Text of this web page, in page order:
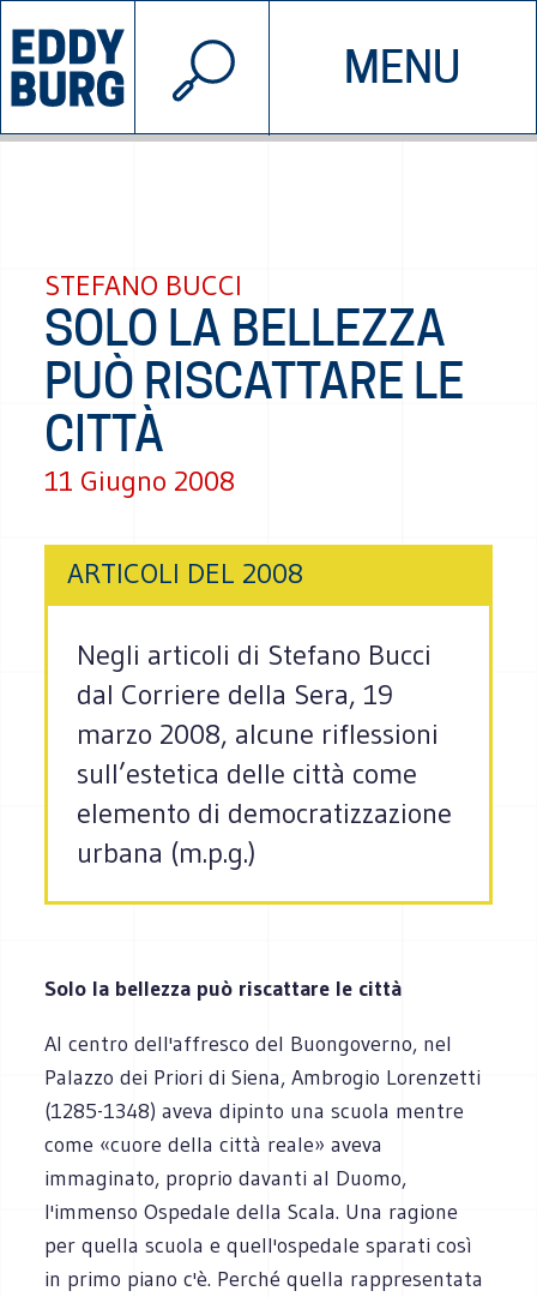
MENU
INIZIATIVE CHI SIAMO
© 2026 EDDYBURG
STEFANO BUCCI
SOLO LA BELLEZZA
PUÒ RISCATTARE LE
CITTÀ
11 Giugno 2008
ARTICOLI DEL 2008
Negli articoli di Stefano Bucci
dal Corriere della Sera, 19
marzo 2008, alcune riflessioni
sull’estetica delle città come
elemento di democratizzazione
urbana (m.p.g.)
Solo la bellezza può riscattare le città
Al centro dell'affresco del Buongoverno, nel
Palazzo dei Priori di Siena, Ambrogio Lorenzetti
(1285-1348) aveva dipinto una scuola mentre
come «cuore della città reale» aveva
immaginato, proprio davanti al Duomo,
l'immenso Ospedale della Scala. Una ragione
per quella scuola e quell'ospedale sparati così
in primo piano c'è. Perché quella rappresentata